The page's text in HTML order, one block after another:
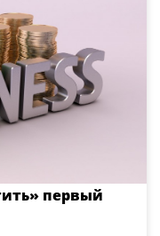
первый